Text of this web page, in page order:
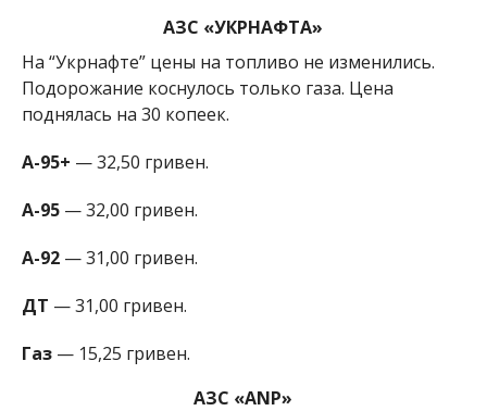
АЗС «УКРНАФТА»
На “Укрнафте” цены на топливо не изменились.
Подорожание коснулось только газа. Цена
поднялась на 30 копеек.
А-95+ — 32,50 гривен.
А-95— 32,00 гривен.
А-92— 31,00 гривен.
ДТ — 31,00 гривен.
Газ— 15,25 гривен.
АЗС «ANP»